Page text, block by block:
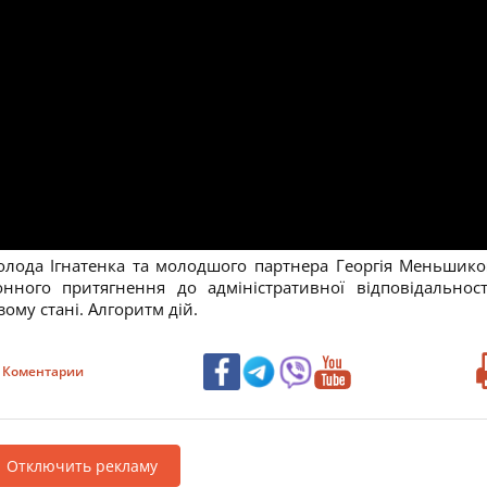
Ігнатенка та молодшого партнера Георгія
притягнення до адміністративної
стані. Алгоритм дій.
Коментарии
Отключить рекламу